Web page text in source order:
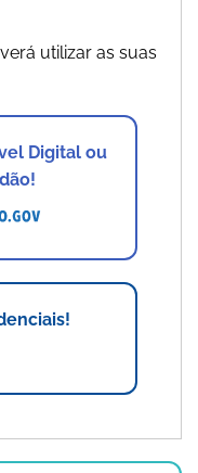
utilizar as suas
Digital ou